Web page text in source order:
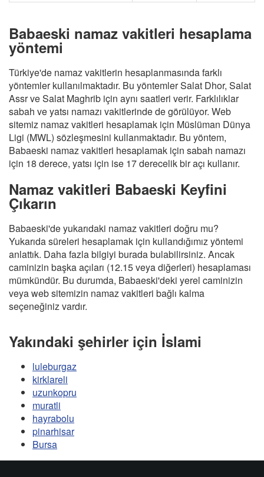
Babaeski namaz vakitleri hesaplama
yöntemi
Türkiye'de namaz vakitlerin hesaplanmasında farklı
yöntemler kullanılmaktadır. Bu yöntemler Salat Dhor, Salat
Assr ve Salat Maghrib için aynı saatleri verir. Farklılıklar
sabah ve yatsı namazı vakitlerinde de görülüyor. Web
sitemiz namaz vakitleri hesaplamak için Müslüman Dünya
Ligi (MWL) sözleşmesini kullanmaktadır. Bu yöntem,
Babaeski namaz vakitleri hesaplamak için sabah namazı
için 18 derece, yatsı için ise 17 derecelik bir açı kullanır.
Namaz vakitleri Babaeski Keyfini
Çıkarın
Babaeski'de yukarıdaki namaz vakitleri doğru mu?
Yukarıda süreleri hesaplamak için kullandığımız yöntemi
anlattık. Daha fazla bilgiyi burada bulabilirsiniz. Ancak
caminizin başka açıları (12.15 veya diğerleri) hesaplaması
mümkündür. Bu durumda, Babaeski'deki yerel caminizin
veya web sitemizin namaz vakitleri bağlı kalma
seçeneğiniz vardır.
Yakındaki şehirler için İslami
luleburgaz
kirklareli
uzunkopru
muratli
hayrabolu
pinarhisar
Bursa